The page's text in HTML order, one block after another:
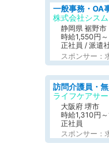
株式会社シス
静岡県 裾野市
時給1,550円～
正社員 / 派遣
スポンサー：
訪問介護員・
ライフケアサ
大阪府 堺市
時給1,310円
正社員
スポンサー：